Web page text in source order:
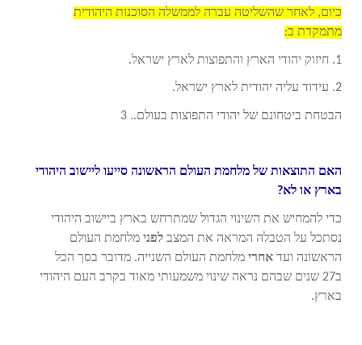
כיום, לאחר שהשליטה עברה לממשלה הסוכנות היהודית
מתמקדת ב:
1. חיזוק יהודי הארץ והתפוצות לארץ ישראל.
2. עידוד עליה יהודית לארץ ישראל.
הבטחת ביטחונם של יהודי התפוצות בעולם.. 3
האם התוצאות של מלחמת העולם הראשונה סייעו ליישוב היהודי
בארץ או לא?
כדי להמחיש את השינוי הגדול שמתרחש בארץ ביישוב היהודי
נסתכל על הטבלה המראה את המצב לפני מלחמת העולם
הראשונה ועד אחרי מלחמת העולם השנייה. מדובר בסך הכל
ב27 שנים שבהם נראה שינוי משמעותי מאוד בקרב העם היהודי
בארץ.